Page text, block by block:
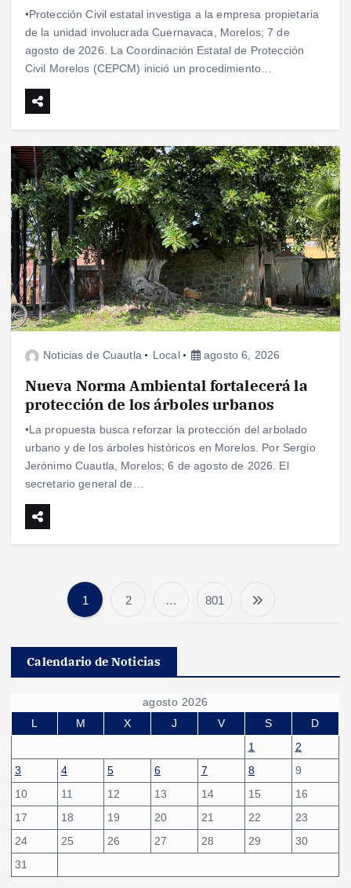
•Protección Civil estatal investiga a la empresa propietaria
de la unidad involucrada Cuernavaca, Morelos; 7 de
agosto de 2026. La Coordinación Estatal de Protección
Civil Morelos (CEPCM) inició un procedimiento…
Noticias de Cuautla Local agosto 6, 2026
Nueva Norma Ambiental fortalecerá la
protección de los árboles urbanos
•La propuesta busca reforzar la protección del arbolado
urbano y de los árboles históricos en Morelos. Por Sergio
Jerónimo Cuautla, Morelos; 6 de agosto de 2026. El
secretario general de…
a
g
i
n
a
c
1 2 … 801
Calendario de Noticias
agosto 2026
L
M X J V S
D
1
2
3
4 5 6 7 8
9
10
11 12 13 14 15
16
17
18 19 20 21 22
23
24
25 26 27 28 29
30
31